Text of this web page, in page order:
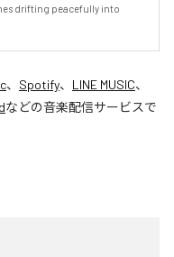
drifting peacefully into
、 Spotify、 LINE MUSIC、
などの音楽配信サービスで